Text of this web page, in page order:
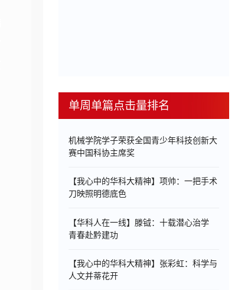
单周单篇点击量排名
机械学院学子荣获全国青少年科技创新大
赛中国科协主席奖
【我心中的华科大精神】项帅：一把手术
刀映照明德底色
【华科人在一线】滕钺：十载潜心治学
青春赴黔建功
【我心中的华科大精神】张彩虹：科学与
人文并蒂花开